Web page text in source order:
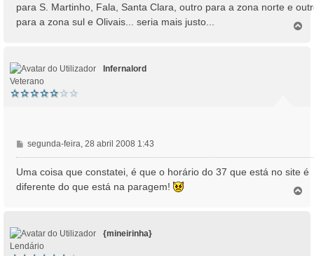
a
g
para S. Martinho, Fala, Santa Clara, outro para a zona norte e
para a zona sul e Olivais... seria mais justo...
Infernalord
Veterano
M
e
n
s
a
m
segunda-feira, 28 abril 2008 1:43
Uma coisa que constatei, é que o horário do 37 que está no site é
diferente do que está na paragem!
{mineirinha}
Lendário